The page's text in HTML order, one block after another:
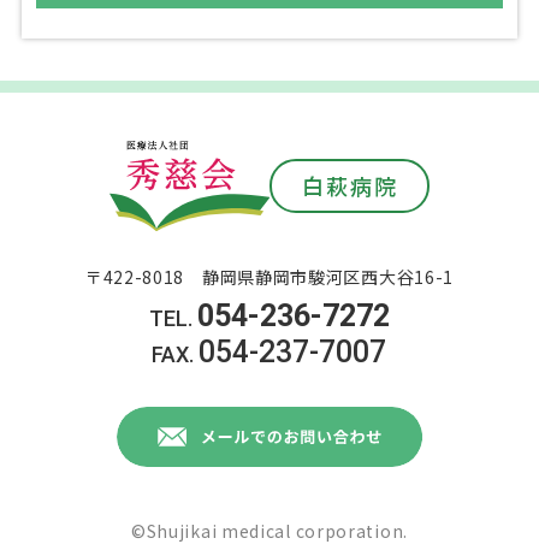
白萩病院
〒422-8018 静岡県静岡市駿河区西大谷16-1
054-236-7272
054-237-7007
©Shujikai medical corporation.